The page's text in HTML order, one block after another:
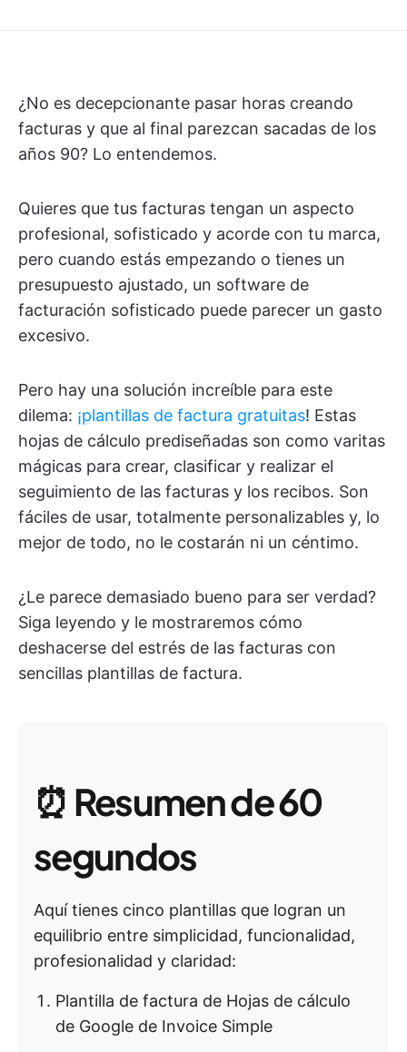
¿No es decepcionante pasar horas creando
facturas y que al final parezcan sacadas de los
años 90? Lo entendemos.
Quieres que tus facturas tengan un aspecto
profesional, sofisticado y acorde con tu marca,
pero cuando estás empezando o tienes un
presupuesto ajustado, un software de
facturación sofisticado puede parecer un gasto
excesivo.
Pero hay una solución increíble para este
dilema: ¡plantillas de factura gratuitas! Estas
hojas de cálculo prediseñadas son como varitas
mágicas para crear, clasificar y realizar el
seguimiento de las facturas y los recibos. Son
fáciles de usar, totalmente personalizables y, lo
mejor de todo, no le costarán ni un céntimo.
¿Le parece demasiado bueno para ser verdad?
Siga leyendo y le mostraremos cómo
deshacerse del estrés de las facturas con
sencillas plantillas de factura.
⏰ Resumen de 60
segundos
Aquí tienes cinco plantillas que logran un
equilibrio entre simplicidad, funcionalidad,
profesionalidad y claridad:
Plantilla de factura de Hojas de cálculo
de Google de Invoice Simple